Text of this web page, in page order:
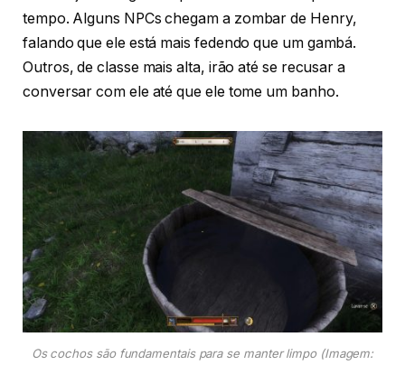
tempo. Alguns NPCs chegam a zombar de Henry,
falando que ele está mais fedendo que um gambá.
Outros, de classe mais alta, irão até se recusar a
conversar com ele até que ele tome um banho.
Os cochos são fundamentais para se manter limpo (Imagem: